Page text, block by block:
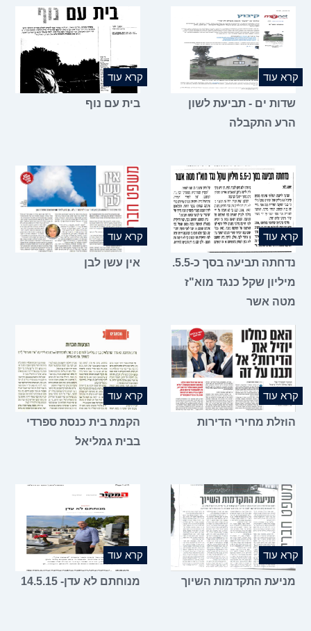
קרא עוד
שדות ים - תביעת לשון
הרע התקבלה
קרא עוד
בית עם נוף
קרא עוד
נדחתה תביעה בסך כ-5.5.
מיליון שקל כנגד מוא"ז
מטה אשר
קרא עוד
אין עשן לבן
קרא עוד
הוזלת מחירי הדירות
קרא עוד
הקמת בית כנסת ספרדי
בבית גמליאל
קרא עוד
מניעת התקדמות השיוך
קרא עוד
מנוחתם לא עדן- 14.5.15